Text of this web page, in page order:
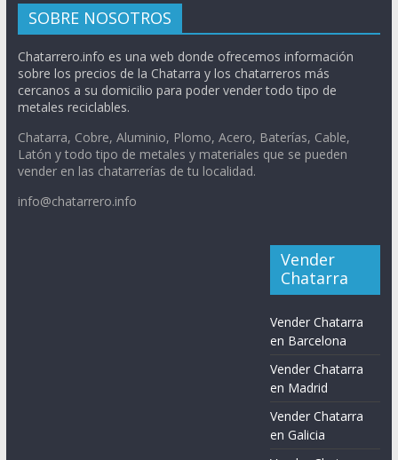
SOBRE NOSOTROS
Chatarrero.info es una web donde ofrecemos información
sobre los precios de la Chatarra y los chatarreros más
cercanos a su domicilio para poder vender todo tipo de
metales reciclables.
Chatarra, Cobre, Aluminio, Plomo, Acero, Baterías, Cable,
Latón y todo tipo de metales y materiales que se pueden
vender en las chatarrerías de tu localidad.
info@chatarrero.info
Vender
Chatarra
Vender Chatarra
en Barcelona
Vender Chatarra
en Madrid
Vender Chatarra
en Galicia